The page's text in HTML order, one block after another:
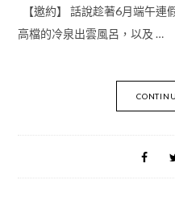
【邀約】 話說趁著6月端午連
高檔的冷泉出雲風呂，以及 …